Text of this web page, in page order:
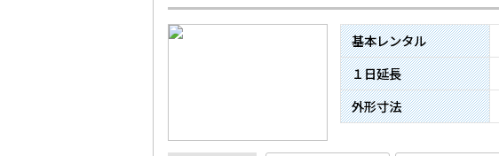
基本レンタル
１日延長
外形寸法